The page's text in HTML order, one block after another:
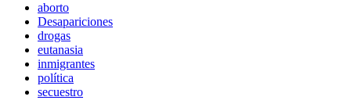
aborto
Desapariciones
drogas
eutanasia
inmigrantes
política
secuestro